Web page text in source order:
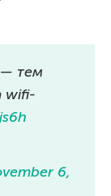
тем
wifi-
6,